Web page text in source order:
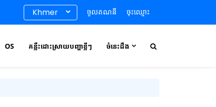
ចូលគណនី ចុះឈ្មោះ
OS គន្លឹះដោះស្រាយបញ្ហាខ្លីៗ ចំនេះដឹង